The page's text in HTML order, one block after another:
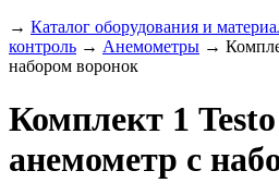
→ Каталог оборудования и
контроль → Анемометры →
набором воронок
Комплект 1
анемометр с